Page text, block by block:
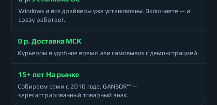
Windows и все драйверы уже установлены. Включаете — и
сразу работает.
0 р. Доставка МСК
Курьером в удобное время или самовывоз с демонстрацией.
15+ лет На рынке
Собираем сами с 2010 года. GANSOR™ —
зарегистрированный товарный знак.